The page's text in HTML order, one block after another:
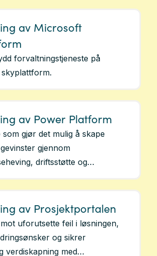
av Microsoft
forvaltningstjeneste på
av Power Platform
som gjør det mulig å skape
gjennom
driftsstøtte og
av Prosjektportalen
uforutsette feil i løsningen,
og sikrer
verdiskapning med